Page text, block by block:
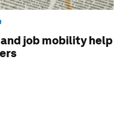
job mobility help